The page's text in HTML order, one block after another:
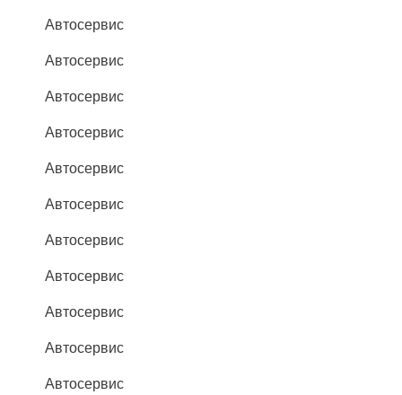
Автосервис
Автосервис
Автосервис
Автосервис
Автосервис
Автосервис
Автосервис
Автосервис
Автосервис
Автосервис
Автосервис